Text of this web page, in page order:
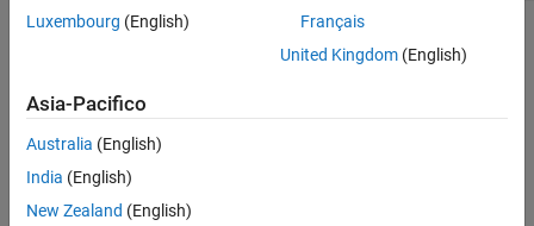
Luxembourg (English)
Français
United Kingdom(English)
Asia-Pacifico
Australia (English)
India (English)
New Zealand (English)